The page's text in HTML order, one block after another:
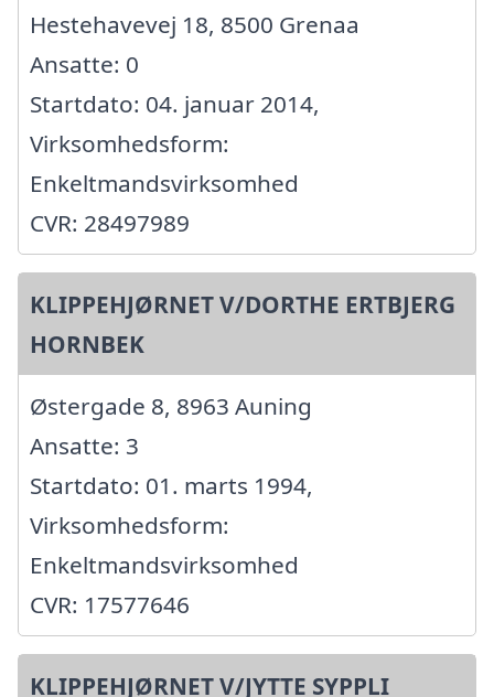
Hestehavevej 18, 8500 Grenaa
Ansatte: 0
Startdato: 04. januar 2014,
Virksomhedsform:
Enkeltmandsvirksomhed
CVR: 28497989
KLIPPEHJØRNET V/DORTHE ERTBJERG
HORNBEK
Østergade 8, 8963 Auning
Ansatte: 3
Startdato: 01. marts 1994,
Virksomhedsform:
Enkeltmandsvirksomhed
CVR: 17577646
KLIPPEHJØRNET V/JYTTE SYPPLI